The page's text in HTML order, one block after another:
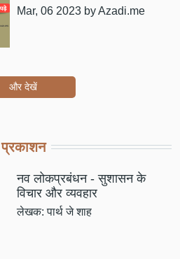
Mar, 06 2023 by Azadi.me
और देखें
प्रकाशन
नव लोकप्रबंधन - सुशासन के
विचार और व्यवहार
लेखक: पार्थ जे शाह